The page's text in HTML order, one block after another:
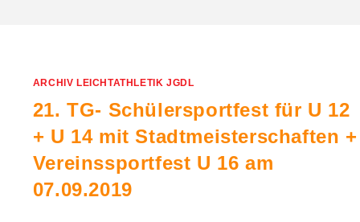
ARCHIV LEICHTATHLETIK JGDL
21. TG- Schülersportfest für U 12
+ U 14 mit Stadtmeisterschaften +
Vereinssportfest U 16 am
07.09.2019